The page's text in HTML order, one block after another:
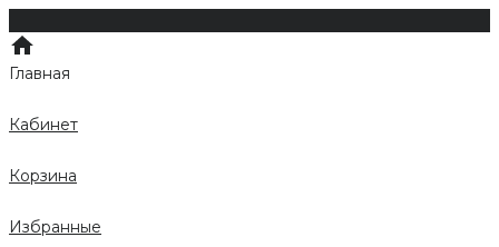
Главная
Кабинет
Корзина
Избранные